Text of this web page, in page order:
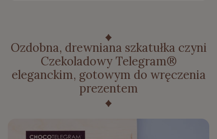
Ozdobna, drewniana szkatułka czyni
Czekoladowy Telegram®
eleganckim, gotowym do wręczenia
prezentem